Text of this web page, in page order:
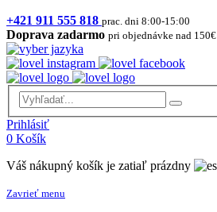
+421 911 555 818 prac. dni 8:00-15:00
Doprava zadarmo pri objednávke nad 150€
Prihlásiť
0 Košík
Váš nákupný košík je zatiaľ prázdny
Zavrieť menu